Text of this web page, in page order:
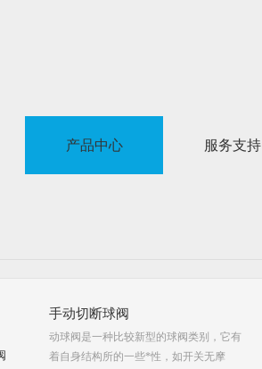
产品中心 服务支持
手动切断球阀
动球阀是一种比较新型的球阀类别，它有
着自身结构所的一些*性，如开关无摩